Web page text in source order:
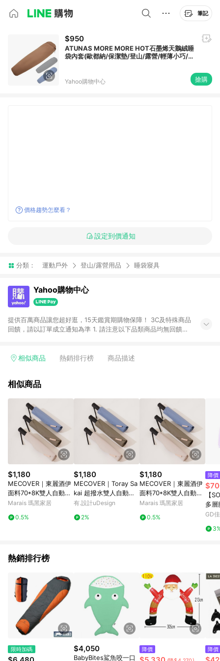
筆記
$950
ATUNAS MORE MORE HOT石墨烯天鵝絨睡
袋內套(歐都納/保潔墊/登山/露營/輕薄小巧/吸
Yahoo購物中心 搶購
價格趨勢怎麼看？
設定到價通知
分類： 運動戶外 登山/露營用品 睡袋寢具
Yahoo購物中心
提供百萬商品讓您超好逛，15天鑑賞期購物保障！ 3C及特殊商品
回饋，請以訂單成立通知為準 1. 請注意以下品類商品均無回饋：
電玩/遊戲/相機/單眼/鏡頭/拍立得 [2024/6/1起適用] -內接硬
的購回饋活動享Yahoo超贈點回饋者 - 購物中心商店之商品：商
3. 訂單回饋金額將扣除運費/購物金/超贈點/福利金/紅利折抵/折
價券等虛擬貨幣折抵 4. 大宗採購或批發轉賣不具回饋資格： 如
有相關事證認定您為大宗採購、批發轉賣而非最終消費使用者，
相關認定以Yahoo購物中心之認定為準
相似商品 熱銷排行榜 商品描述
相似商品
$1,180
MECOVER｜東麗酒伊
面料70*8K雙人自動傘
【瞬收傘套】 - 灰咖
Marais 瑪黑家居
0.5%
$1,180
MECOVER｜Toray Sa
kai 超撥水雙人自動傘
70*8K【順收傘套】
有.設計uDesign
2%
$1,180
MECOVER｜東麗酒伊
面料70*8K雙人自動傘
【瞬收傘套】 - 松葉
Marais 瑪黑家居
0.5%
降價
【
多層
綠/
GD
熱銷排行榜
限時加碼 $4,050
BabyBites鯊魚咬一口
降價 降價